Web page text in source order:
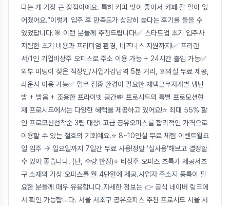
다는 게 가장 큰 장점이에요. 특히 커피 맛이 좋아서 카페 갈 일이 없
어졌어요.”이렇게 입주 후 만족도가 상당히 높다는 후기를 들을 수
있었답니다.🎯 이런 분들께 추천드립니다!✅ 스타트업 초기 입주사
저렴한 초기 비용과 프리미엄 환경, 비즈니스 지원까지!✅ 프리랜
서/1인 기업비상주 오피스로 주소 이용 가능 + 24시간 출입 가능✅
외부 미팅이 잦은 직장인/사업가강남역 5분 거리, 회의실 무료 제공,
라운지 이용 가능✅ 업무 집중 환경이 필요한 재택근무자개별 냉난
방 + 방음 + 조용한 프라이빗 공간💸 프로시드의 특별 프로모션현
재 프로시드에서는 다양한 혜택을 제공하고 있어요!⭐ 최대 55% 할
인 프로모션선착순 3팀 대상! 고급 공유오피스를 합리적인 가격으로
이용할 수 있는 절호의 기회예요.⭐ 8~10인실 무료 체험 이벤트월요
일 입주 → 일요일까지 7일간 무료 사용!정말 ‘실사용’해보고 결정할
수 있어 좋습니다. (단, 수량 한정)⭐ 비상주 오피스 초특가 제공서초
구 소재의 가상 오피스를 월 4만원에 제공.사업자 주소지 등록이 필
요한 분들께 매우 유용합니다.자세한 정보는 👉 공식 네이버 링크에
서 확인 가능합니다. 서울 서초구 공유오피스 추천 프로시드 서울 서